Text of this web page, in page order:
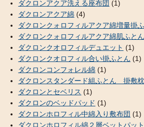
ダクロンアクア洗える座布団 (1)
ダクロンアクア綿 (4)
ダクロンクォロフィルアクア綿増量掛
ダクロンクォロフィルアクア綿肌ふとん
ダクロンクオロフィルデュエット (1)
ダクロンクオロフィル合い掛ふとん (1)
ダクロンコンフォレル綿 (1)
ダクロンスタンダード組ふとん 掛敷
ダクロンとセベリス (1)
ダクロンのベッドパッド (1)
ダクロンホロフィル中綿入り敷布団 (1)
ダクロンホロフィル綿２層ベットパット